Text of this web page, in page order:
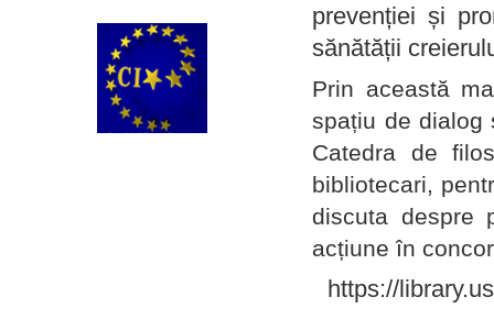
prevenției și
sănătății
Prin această
spațiu de dialog
Catedra de
bibliotecari,
discuta despre
acțiune în
https://